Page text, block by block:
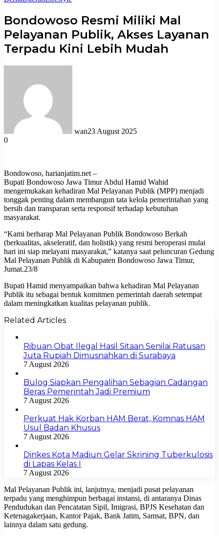
Bondowoso Resmi Miliki Mal
Pelayanan Publik, Akses Layanan
Terpadu Kini Lebih Mudah
wan23 August 2025
0
Bondowoso, harianjatim.net –
Bupati Bondowoso Jawa Timur Abdul Hamid Wahid
mengemukakan kehadiran Mal Pelayanan Publik (MPP) menjadi
tonggak penting dalam membangun tata kelola pemerintahan yang
bersih dan transparan serta responsif terhadap kebutuhan
masyarakat.
“Kami berharap Mal Pelayanan Publik Bondowoso Berkah
(berkualitas, akseleratif, dan holistik) yang resmi beroperasi mulai
hari ini siap melayani masyarakat,” katanya saat peluncuran Gedung
Mal Pelayanan Publik di Kabupaten Bondowoso Jawa Timur,
Jumat.23/8
Bupati Hamid menyampaikan bahwa kehadiran Mal Pelayanan
Publik itu sebagai bentuk komitmen pemerintah daerah setempat
dalam meningkatkan kualitas pelayanan publik.
Related Articles
Ribuan Obat Ilegal Hasil Sitaan Senilai Ratusan
Juta Rupiah Dimusnahkan di Surabaya
7 August 2026
Bulog Siapkan Pengalihan Sebagian Cadangan
Beras Pemerintah Jadi Premium
7 August 2026
Perkuat Hak Korban HAM Berat, Komnas HAM
Usul Badan Khusus
7 August 2026
Dinkes Kota Madiun Gelar Skrining Tuberkulosis
di Lapas Kelas I
7 August 2026
Mal Pelayanan Publik ini, lanjutnya, menjadi pusat pelayanan
terpadu yang menghimpun berbagai instansi, di antaranya Dinas
Pendudukan dan Pencatatan Sipil, Imigrasi, BPJS Kesehatan dan
Ketenagakerjaan, Kantor Pajak, Bank Jatim, Samsat, BPN, dan
lainnya dalam satu gedung.